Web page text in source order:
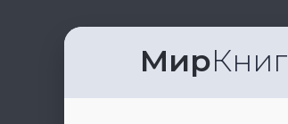
МирКниг